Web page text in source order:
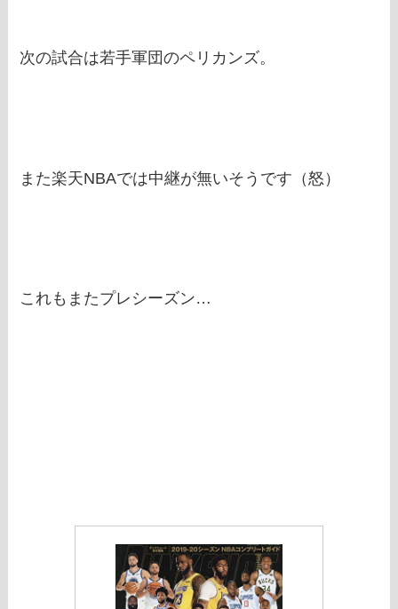
次の試合は若手軍団のペリカンズ。
また楽天NBAでは中継が無いそうです（怒）
これもまたプレシーズン…